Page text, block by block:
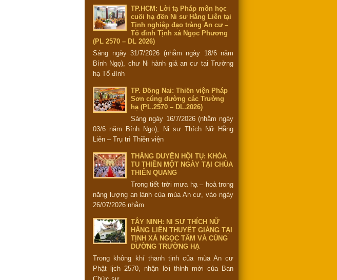
TP.HCM: Lời tạ Pháp môn học
cuối hạ đến Ni sư Hằng Liên tại
Tịnh nghiệp đạo tràng An cư –
Tổ đình Tịnh xá Ngọc Phương
(PL 2570 – DL 2026)
Sáng ngày 31/7/2026 (nhằm ngày 18/6 năm
Bính Ngọ), chư Ni hành giả an cư tại Trường
hạ Tổ đình
TP. Đồng Nai: Thiền viện Pháp
Sơn cúng dường các Trường
hạ (PL.2570 – DL.2026)
Sáng ngày 16/7/2026 (nhằm ngày
03/6 năm Bính Ngọ), Ni sư Thích Nữ Hằng
Liên – Trụ trì Thiền viện
THẮNG DUYÊN HỘI TỤ: KHÓA
TU THIỀN MỘT NGÀY TẠI CHÙA
THIÊN QUANG
Trong tiết trời mưa hạ – hoà trong
năng lượng an lành của mùa An cư, vào ngày
26/07/2026 nhằm
TÂY NINH: NI SƯ THÍCH NỮ
HẰNG LIÊN THUYẾT GIẢNG TẠI
TỊNH XÁ NGỌC TÂM VÀ CÚNG
DƯỜNG TRƯỜNG HẠ
Trong không khí thanh tịnh của mùa An cư
Phật lịch 2570, nhận lời thỉnh mời của Ban